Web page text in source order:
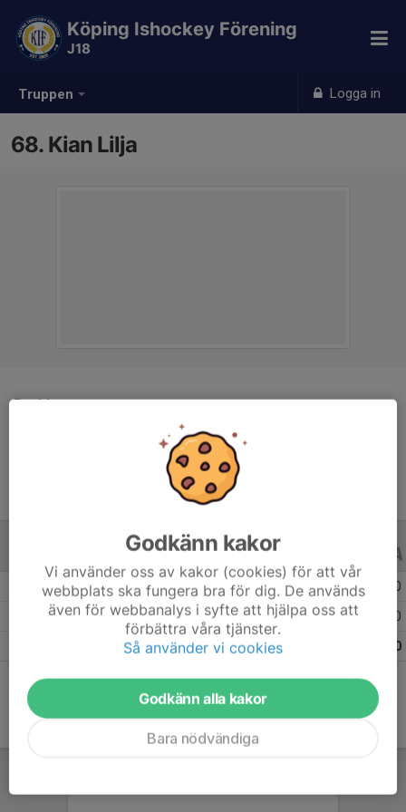
Truppen Logga in
Köping Ishockey Förening
J18
68. Kian Lilja
Position
-
16 år
ALLA ÅR
Säsongen 25/26 23 0 0
Säsongen 24/25 5 0
0
Godkänn kakor
Vi använder oss av kakor (cookies) för att vår
webbplats ska fungera bra för dig. De används
även för webbanalys i syfte att hjälpa oss att
förbättra våra tjänster.
Så använder vi cookies
Godkänn alla kakor
Bara nödvändiga